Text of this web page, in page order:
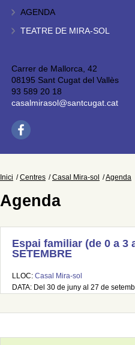
AGENDA
TEATRE DE MIRA-SOL
Carrer de Mallorca, 42
08195 Sant Cugat del Vallès
93 589 20 18
casalmirasol@santcugat.cat
Inici Centres Casal Mira-sol Agenda
Agenda
Espai familiar (de 0 a 3
SETEMBRE
LLOC: Casal Mira-sol
DATA: Del 30 de juny al 27 de